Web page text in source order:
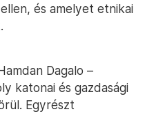
és amelyet etnikai
Dagalo –
katonai és gazdasági
Egyrészt